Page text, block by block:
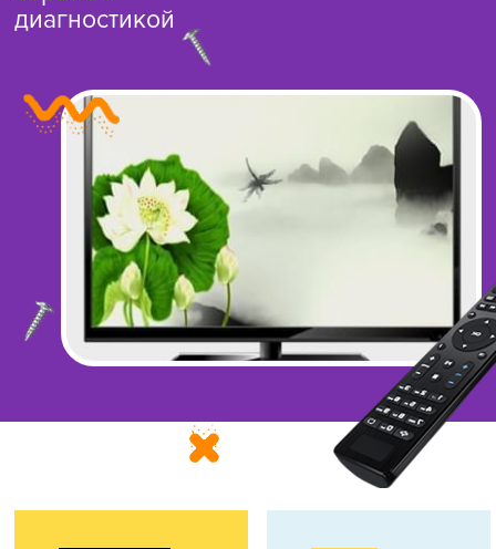
диагностикой